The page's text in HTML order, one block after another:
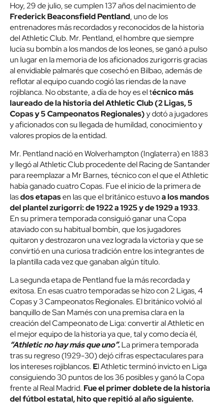
Hoy, 29 de julio, se cumplen 137 años del nacimiento de
Frederick Beaconsfield Pentland, uno de los
entrenadores más recordados y reconocidos de la historia
del Athletic Club. Mr. Pentland, el hombre que siempre
lucía su bombín a los mandos de los leones, se ganó a pulso
un lugar en la memoria de los aficionados zurigorris gracias
al envidiable palmarés que cosechó en Bilbao, además de
reflotar al equipo cuando cogió las riendas de la nave
rojiblanca. No obstante, a día de hoy es el técnico más
laureado de la historia del Athletic Club (2 Ligas, 5
Copas y 5 Campeonatos Regionales)y dotó a jugadores
y aficionados con su llegada de humildad, conocimiento y
valores propios de la entidad.
Mr. Pentland nació en Wolverhampton (Inglaterra) en 1883
y llegó al Athletic Club procedente del Racing de Santander
para reemplazar a Mr Barnes, técnico con el que el Athletic
había ganado cuatro Copas. Fue el inicio de la primera de
lasdos etapasen las que el británico estuvoa los mandos
del plantel zurigorri: de 1922 a 1925 y de 1929 a 1933.
En su primera temporada consiguió ganar una Copa
ataviado con su habitual bombín, que los jugadores
quitaron y destrozaron una vez lograda la victoria y que se
convirtió en una curiosa tradición entre los integrantes de
la plantilla cada vez que ganaban algún título.
La segunda etapa de Pentland fue la más recordada y
exitosa. En esas cuatro temporadas se hizo con 2 Ligas, 4
Copas y 3 Campeonatos Regionales. El británico volvió al
banquillo de San Mamés con una premisa clara en la
creación del Campeonato de Liga: convertir al Athletic en
el mejor equipo de la historia ya que, tal y como decía él,
“Athletic no hay más que uno”.La primera temporada
tras su regreso (1929-30) dejó cifras espectaculares para
los intereses rojiblancos. El Athletic terminó invicto en Liga
consiguiendo 30 puntos de los 36 posibles y ganó la Copa
frente al Real Madrid. Fue el primer doblete de la historia
del fútbol estatal, hito que repitió al año siguiente.